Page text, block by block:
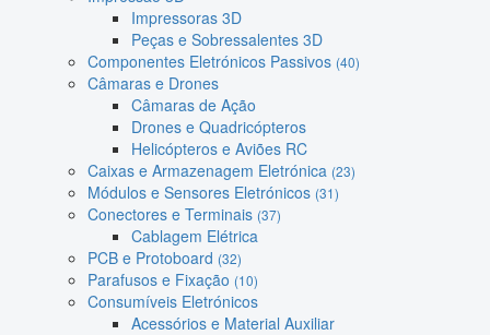
Impressoras 3D
Peças e Sobressalentes 3D
Componentes Eletrónicos Passivos (40)
Câmaras e Drones
Câmaras de Ação
Drones e Quadricópteros
Helicópteros e Aviões RC
Caixas e Armazenagem Eletrónica (23)
Módulos e Sensores Eletrónicos (31)
Conectores e Terminais (37)
Cablagem Elétrica
PCB e Protoboard (32)
Parafusos e Fixação (10)
Consumíveis Eletrónicos
Acessórios e Material Auxiliar